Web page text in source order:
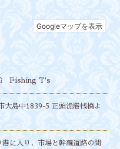
Fishing T's
大島中1839-5 正頭漁港桟橋よ
港に入り、市場と幹線道路の間